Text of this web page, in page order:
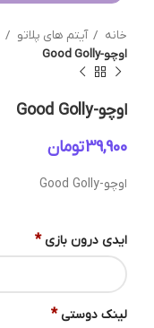
خانه آیتم های پلاتو
اوچو-Good Golly
اوچو-Good Golly
تومان
اوچو-Good Golly
ایدی درون بازی *
لینک دوستی *